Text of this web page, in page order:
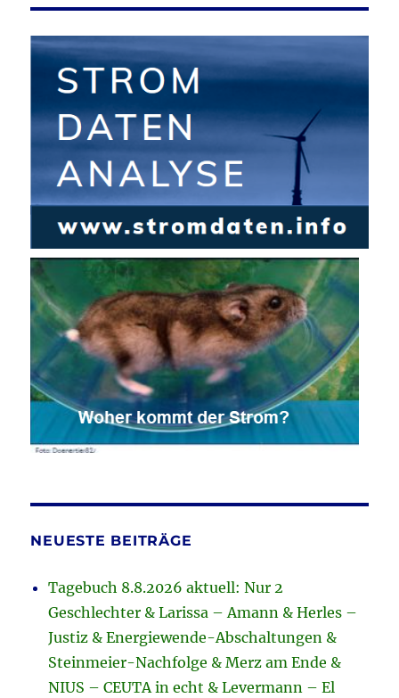
NEUESTE BEITRÄGE
Tagebuch 8.8.2026 aktuell: Nur 2
Geschlechter & Larissa – Amann & Herles –
Justiz & Energiewende-Abschaltungen &
Steinmeier-Nachfolge & Merz am Ende &
NIUS – CEUTA in echt & Levermann – El